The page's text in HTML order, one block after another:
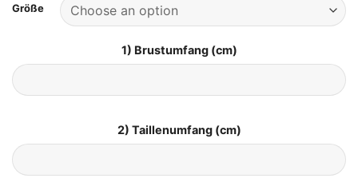
Größe
1) Brustumfang (cm)
2) Taillenumfang (cm)